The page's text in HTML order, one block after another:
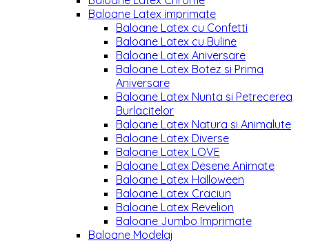
Baloane Latex imprimate
Baloane Latex cu Confetti
Baloane Latex cu Buline
Baloane Latex Aniversare
Baloane Latex Botez si Prima
Aniversare
Baloane Latex Nunta si Petrecerea
Burlacitelor
Baloane Latex Natura si Animalute
Baloane Latex Diverse
Baloane Latex LOVE
Baloane Latex Desene Animate
Baloane Latex Halloween
Baloane Latex Craciun
Baloane Latex Revelion
Baloane Jumbo Imprimate
Baloane Modelaj